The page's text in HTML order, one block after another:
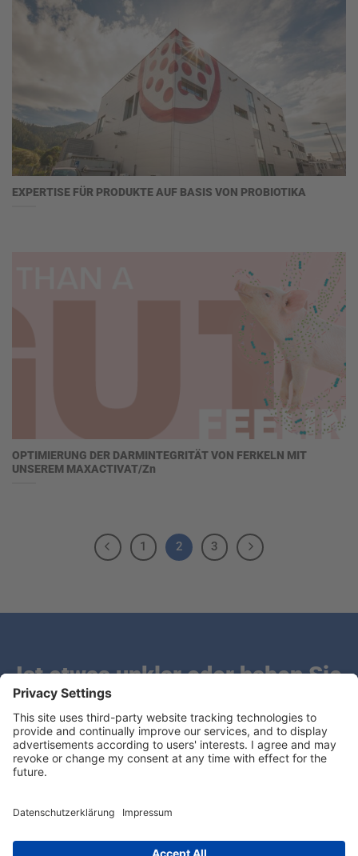
EXPERTISE FÜR PRODUKTE AUF BASIS VON PROBIOTIKA
OPTIMIERUNG DER DARMINTEGRITÄT VON FERKELN MIT
UNSEREM MAXACTIVAT/Zn
1 2 3
Ist etwas unklar oder haben Sie
Wir freuen uns, von Ihnen zu hören.